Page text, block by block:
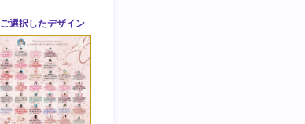
ご選択したデザイン